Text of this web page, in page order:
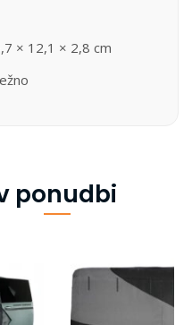
× 12,1 × 2,8 cm
ponudbi